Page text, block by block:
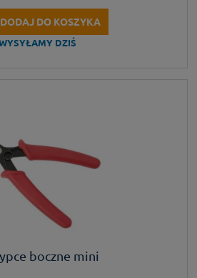
DODAJ DO KOSZYKA
DZIŚ
boczne mini